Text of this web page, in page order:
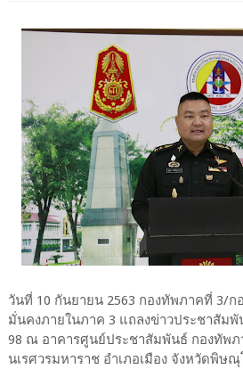
วันที่ 10 กันยายน 2563 กองทัพภาคที่ 3/ก
มั่นคงภายในภาค 3 แถลงข่าวประชาสัม
98 ณ อาคารศูนย์ประชาสัมพันธ์ กองทัพภ
นเรศวรมหาราช อำเภอเมือง จังหวัดพิษ